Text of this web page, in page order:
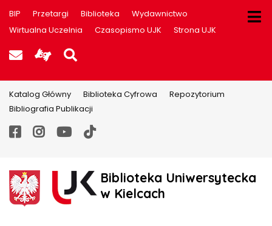
BIP Przetargi Biblioteka
Wydawnictwo
Wirtualna Uczelnia
Czasopismo UJK Strona UJK
Poczta UJK
Informacje dla użytkowników
Szukaj na stronie
Katalog Główny Biblioteka Cyfrowa
Repozytorium
Bibliografia Publikacji
Facebook
Instagram
YouTube
TikTok
Biblioteka Uniwersytecka
w Kielcach